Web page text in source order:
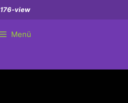
176-view
Menü